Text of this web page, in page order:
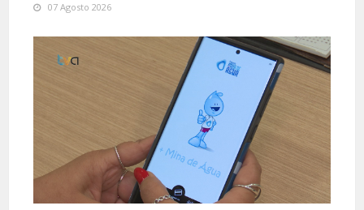
07 Agosto 2026